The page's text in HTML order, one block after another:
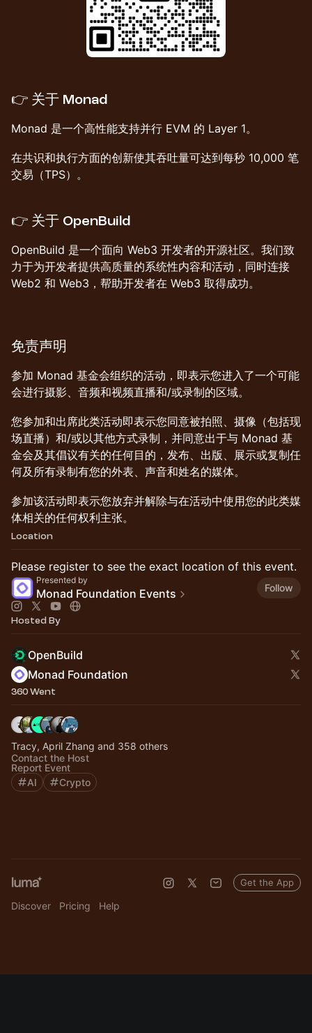
​👉 关于 Monad
​Monad 是一个高性能支持并行 EVM 的 Layer 1。
​在共识和执行方面的创新使其吞吐量可达到每秒 10,000 笔
交易（TPS）。
​👉 关于 OpenBuild
​​OpenBuild 是一个面向 Web3 开发者的开源社区。我们致
力于为开发者提供高质量的系统性内容和活动，同时连接
Web2 和 Web3，帮助开发者在 Web3 取得成功。
​免责声明
​参加 Monad 基金会组织的活动，即表示您进入了一个可能
会进行摄影、音频和视频直播和/或录制的区域。
​您参加和出席此类活动即表示您同意被拍照、摄像（包括现
场直播）和/或以其他方式录制，并同意出于与 Monad 基
金会及其倡议有关的任何目的，发布、出版、展示或复制任
何及所有录制有您的外表、声音和姓名的媒体。
​参加该活动即表示您放弃并解除与在活动中使用您的此类媒
体相关的任何权利主张。
Location
Please register to see the exact location of this event.
Presented by
Monad Foundation Events Follow
Hosted By
OpenBuild
Monad Foundation
360 Went
Tracy, April Zhang and 358 others
Contact the Host
Report Event
AI
Crypto
Discover Pricing Help
Get the App